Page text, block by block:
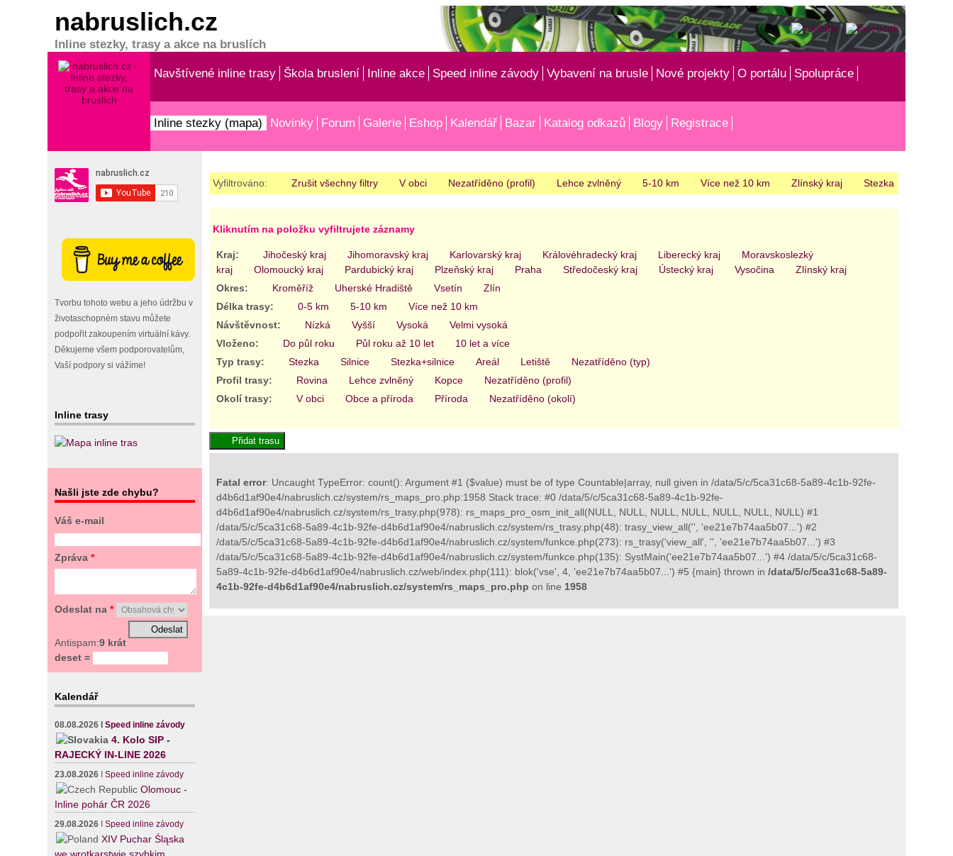
nabruslich.cz
Inline stezky, trasy a akce na bruslích
Navštívené inline trasy Škola bruslení Inline akce Speed inline závody Vybavení na brusle Nové projekty O portálu Spolupráce
Inline stezky (mapa) Novinky Forum Galerie Eshop Kalendář Bazar Katalog odkazů Blogy Registrace
Tvorbu tohoto webu a jeho údržbu v
životaschopném stavu můžete
podpořit zakoupením virtuální kávy.
Děkujeme všem podporovatelům,
Vaší podpory si vážíme!
Inline trasy
Našli jste zde chybu?
Váš e-mail
Zpráva*
Odeslat na*
Antispam:9 krát
deset =
Kalendář
08.08.2026 ISpeed inline závody
4. Kolo SIP -
RAJECKÝ IN-LINE 2026
23.08.2026 ISpeed inline závody
Olomouc -
Inline pohár ČR 2026
29.08.2026 ISpeed inline závody
XIV Puchar Śląska
Vyfiltrováno: Zrušit všechny filtry V obci Nezatříděno (profil) Lehce zvlněný 5-10 km Více než 10 km Zlínský kraj Stezka
Kliknutím na položku vyfiltrujete záznamy
Kraj: Jihočeský kraj Jihomoravský kraj Karlovarský kraj Královéhradecký kraj Liberecký kraj
Moravskoslezký
kraj
Olomoucký kraj Pardubický kraj Plzeňský kraj Praha Středočeský kraj Ústecký kraj Vysočina
Zlínský kraj
Okres:
Kroměříž Uherské Hradiště Vsetín
Zlín
Délka trasy:
0-5 km 5-10 km
Více než 10 km
Návštěvnost:
Nízká Vyšší Vysoká
Velmi vysoká
Vloženo:
Do půl roku Půl roku až 10 let
10 let a více
Typ trasy:
Stezka Silnice Stezka+silnice Areál Letiště
Nezatříděno (typ)
Profil trasy:
Rovina Lehce zvlněný Kopce
Nezatříděno (profil)
Okolí trasy:
V obci Obce a příroda Příroda Nezatříděno (okolí)
Fatal error: Uncaught TypeError: count(): Argument #1 ($value) must be of type Countable|array, null given in /data/5/c/5ca31c68-5a89-4c1b-92fe-
d4b6d1af90e4/nabruslich.cz/system/rs_maps_pro.php:1958 Stack trace: #0 /data/5/c/5ca31c68-5a89-4c1b-92fe-
d4b6d1af90e4/nabruslich.cz/system/rs_trasy.php(978): rs_maps_pro_osm_init_all(NULL, NULL, NULL, NULL, NULL, NULL, NULL) #1
/data/5/c/5ca31c68-5a89-4c1b-92fe-d4b6d1af90e4/nabruslich.cz/system/rs_trasy.php(48): trasy_view_all('', 'ee21e7b74aa5b07...') #2
/data/5/c/5ca31c68-5a89-4c1b-92fe-d4b6d1af90e4/nabruslich.cz/system/funkce.php(273): rs_trasy('view_all', '', 'ee21e7b74aa5b07...') #3
/data/5/c/5ca31c68-5a89-4c1b-92fe-d4b6d1af90e4/nabruslich.cz/system/funkce.php(135): SystMain('ee21e7b74aa5b07...') #4 /data/5/c/5ca31c68-
5a89-4c1b-92fe-d4b6d1af90e4/nabruslich.cz/web/index.php(111): blok('vse', 4, 'ee21e7b74aa5b07...') #5 {main} thrown in /data/5/c/5ca31c68-5a89-
4c1b-92fe-d4b6d1af90e4/nabruslich.cz/system/rs_maps_pro.php on line 1958